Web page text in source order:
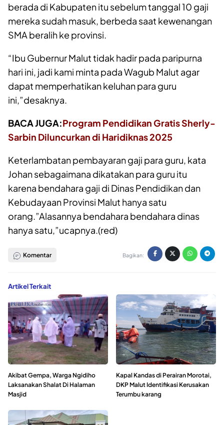
berada di Kabupaten itu sebelum tanggal 10 gaji
mereka sudah masuk, berbeda saat kewenangan
SMA beralih ke provinsi.
“Ibu Gubernur Malut tidak hadir pada paripurna
hari ini, jadi kami minta pada Wagub Malut agar
dapat memperhatikan keluhan para guru
ini,”desaknya.
BACA JUGA:Program Pendidikan Gratis Sherly-
Sarbin Diluncurkan di Haridiknas 2025
Keterlambatan pembayaran gaji para guru, kata
Johan sebagaimana dikatakan para guru itu
karena bendahara gaji di Dinas Pendidikan dan
Kebudayaan Provinsi Malut hanya satu
orang.”Alasannya bendahara bendahara dinas
hanya satu,”ucapnya.(red)
Komentar Bagikan:
Artikel Terkait
Akibat Gempa, Warga Ngidiho
Laksanakan Shalat Di Halaman
Masjid
Kapal Kandas di Perairan Morotai,
DKP Malut Identifikasi Kerusakan
Terumbu karang